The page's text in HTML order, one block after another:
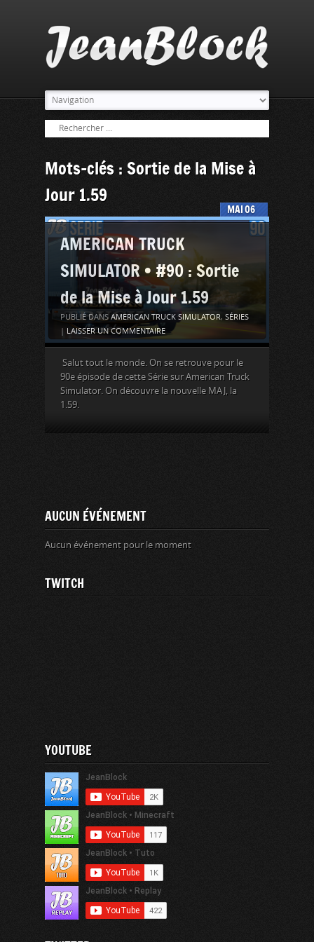
Mots-clés : Sortie de la Mise à
Jour 1.59
06
MAI
AMERICAN TRUCK
SIMULATOR • #90 : Sortie
de la Mise à Jour 1.59
PUBLIÉ DANS AMERICAN TRUCK SIMULATOR, SÉRIES
LAISSER UN COMMENTAIRE
Salut tout le monde. On se retrouve pour le
90e épisode de cette Série sur American Truck
Simulator. On découvre la nouvelle MAJ, la
1.59.
AUCUN ÉVÉNEMENT
Aucun événement pour le moment
TWITCH
YOUTUBE